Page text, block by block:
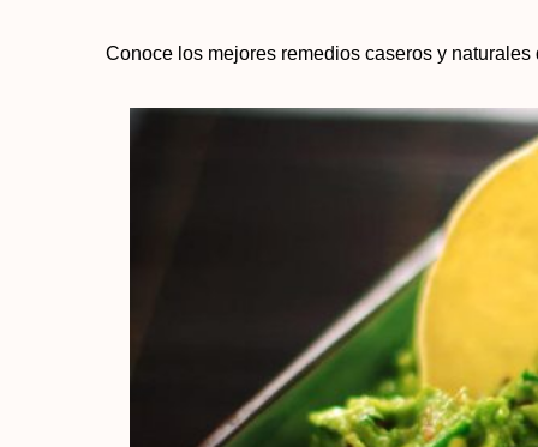
Conoce los mejores remedios caseros y